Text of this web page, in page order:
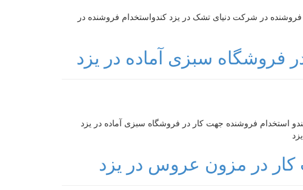
در شرکت دنیای تشک در یزد کندواستخدام فروشنده در
فروشگاه سبزی آماده در یزد
استخدام فروشنده جهت کار در فروشگاه سبزی آماده در یزد
در مزون عروس در یزد